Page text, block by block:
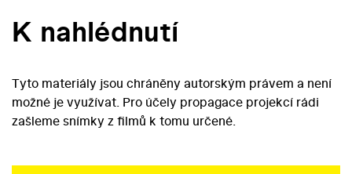
K nahlédnutí
Tyto materiály jsou chráněny autorským právem a není
možné je využívat. Pro účely propagace projekcí rádi
zašleme snímky z filmů k tomu určené.